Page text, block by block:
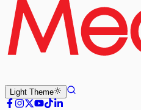
Light Theme